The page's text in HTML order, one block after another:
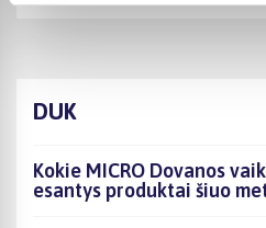
DUK
Kokie MICRO Dovanos
esantys produktai šiuo